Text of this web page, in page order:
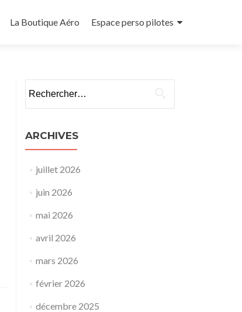
La Boutique Aéro Espace perso pilotes
ARCHIVES
juillet 2026
juin 2026
mai 2026
avril 2026
mars 2026
février 2026
décembre 2025